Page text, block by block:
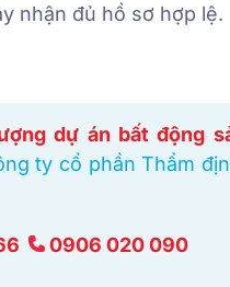
nhận đủ hồ sơ hợp lệ.
dự án bất động
ty cổ phần Thẩm
0906 020 090